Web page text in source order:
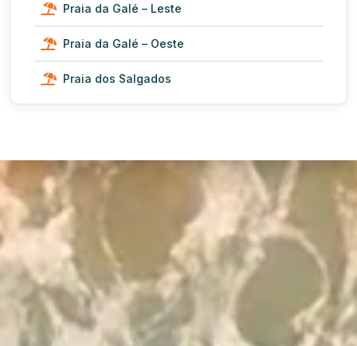
Praia da Galé – Leste
Praia da Galé – Oeste
Praia dos Salgados